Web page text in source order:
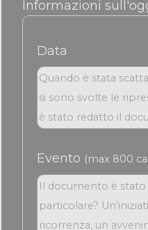
Informazioni
Data
Evento (max 800